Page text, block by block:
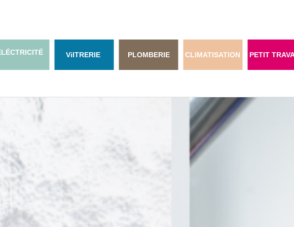
ViITRERIE PLOMBERIE CLIMATISATION PETIT